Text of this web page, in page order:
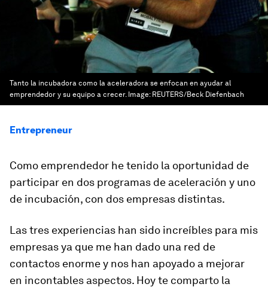
Tanto la incubadora como la aceleradora se enfocan en ayudar al
emprendedor y su equipo a crecer. Image: REUTERS/Beck Diefenbach
Entrepreneur
Como emprendedor he tenido la oportunidad de
participar en dos programas de aceleración y uno
de incubación, con dos empresas distintas.
Las tres experiencias han sido increíbles para mis
empresas ya que me han dado una red de
contactos enorme y nos han apoyado a mejorar
en incontables aspectos. Hoy te comparto la